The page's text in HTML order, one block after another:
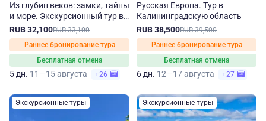
Из глубин веков: замки, тайны
и море. Экскурсионный тур в
Калининград
RUB 32,100RUB 33,100
Раннее бронирование тура
Бесплатная отмена
5 дн. 11—15 августа +26
Русская Европа. Тур в
Калининградскую область
RUB 38,500RUB 39,500
Раннее бронирование тура
Бесплатная отмена
6 дн. 12—17 августа +27
Экскурсионные туры Экскурсионные туры